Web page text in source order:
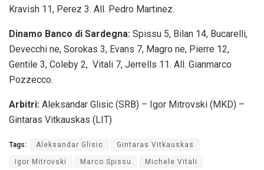
Kravish 11, Perez 3. All. Pedro Martinez.
Dinamo Banco di Sardegna: Spissu 5, Bilan 14, Bucarelli,
Devecchi ne, Sorokas 3, Evans 7, Magro ne, Pierre 12,
Gentile 3, Coleby 2, Vitali 7, Jerrells 11. All. Gianmarco
Pozzecco.
Arbitri: Aleksandar Glisic (SRB) – Igor Mitrovski (MKD) –
Gintaras Vitkauskas (LIT)
Tags: Aleksandar Glisic Gintaras Vitkauskas
Igor Mitrovski Marco Spissu Michele Vitali